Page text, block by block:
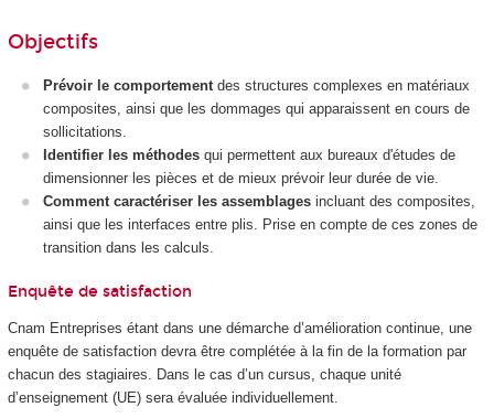
Objectifs
Prévoir le comportement des structures complexes en matériaux
composites, ainsi que les dommages qui apparaissent en cours de
sollicitations.
Identifier les méthodes qui permettent aux bureaux d'études de
dimensionner les pièces et de mieux prévoir leur durée de vie.
Comment caractériser les assemblages incluant des composites,
ainsi que les interfaces entre plis. Prise en compte de ces zones de
transition dans les calculs.
Enquête de satisfaction
Cnam Entreprises étant dans une démarche d’amélioration continue, une
enquête de satisfaction devra être complétée à la fin de la formation par
chacun des stagiaires. Dans le cas d’un cursus, chaque unité
d’enseignement (UE) sera évaluée individuellement.